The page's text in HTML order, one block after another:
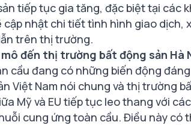
tiếp tục gia tăng, đặc biệt tại các
cập nhật chi tiết tình hình giao dịch,
trên thị trường.
đến thị trường bất động sản Hà
cầu đang có những biến động
Việt Nam nói chung và thị trường
Mỹ và EU tiếp tục leo thang với
cung ứng toàn cầu. Điều này có